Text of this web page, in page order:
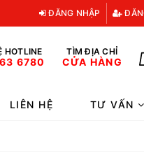
ĐĂNG NHẬP
HOTLINE
6780
TÌM ĐỊA CHỈ
CỬA HÀNG
LIÊN HỆ TƯ VẤN